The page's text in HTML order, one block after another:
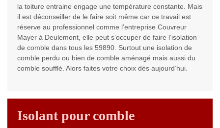
la toiture entraine engage une température constante. Mais
il est déconseiller de le faire soit même car ce travail est
réserve au professionnel comme l’entreprise Couvreur
Mayer à Deulemont, elle peut s’occuper de faire l’isolation
de comble dans tous les 59890. Surtout une isolation de
comble perdu ou bien de comble aménagé mais aussi du
comble soufflé. Alors faites votre choix dès aujourd’hui.
Isolant pour comble